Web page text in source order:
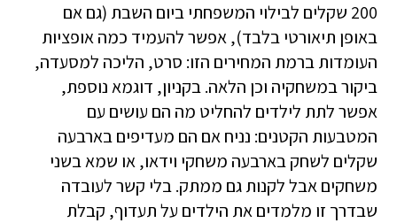
200 שקלים לבילוי המשפחתי ביום השבת (גם אם
באופן תיאורטי בלבד), אפשר להעמיד כמה אופציות
העומדות ברמת המחירים הזו: סרט, הליכה למסעדה,
ביקור במשחקיה וכן הלאה. בקניון, דוגמא נוספת,
אפשר לתת לילדים להחליט מה הם עושים עם
המטבעות הקטנים: נניח אם הם מעדיפים בארבעה
שקלים לשחק בארבעה משחקי וידאו, או שמא בשני
משחקים אבל לקנות גם ממתק. בלי קשר לעובדה
שבדרך זו מלמדים את הילדים על תעדוף, קבלת